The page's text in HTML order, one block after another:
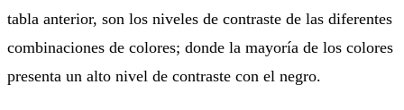
tabla anterior, son los niveles de contraste de las diferentes
combinaciones de colores; donde la mayoría de los colores
presenta un alto nivel de contraste con el negro.